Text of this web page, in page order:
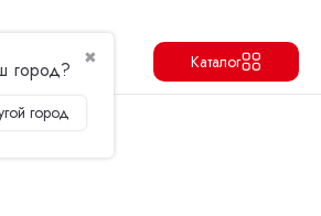
✖
город?
город
Каталог
Siberton
Продолжить